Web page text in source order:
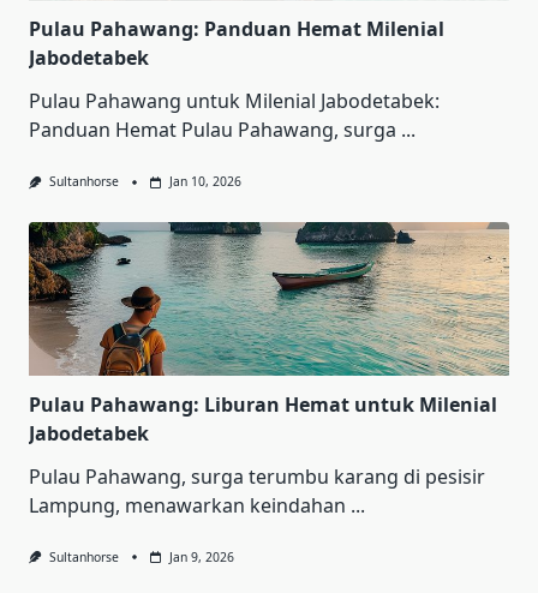
Pulau Pahawang: Panduan Hemat Milenial
Jabodetabek
Pulau Pahawang untuk Milenial Jabodetabek:
Panduan Hemat Pulau Pahawang, surga ...
Sultanhorse Jan 10, 2026
Pulau Pahawang: Liburan Hemat untuk Milenial
Jabodetabek
Pulau Pahawang, surga terumbu karang di pesisir
Lampung, menawarkan keindahan ...
Sultanhorse Jan 9, 2026